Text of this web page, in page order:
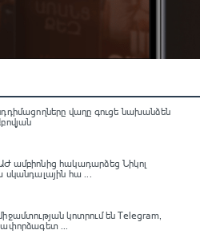
վաղը գուցե նախանձեն
ամբիոնից հակադարձեց Նիկոլ
սկանդալային հա ...
կոտրում են Telegram,
...